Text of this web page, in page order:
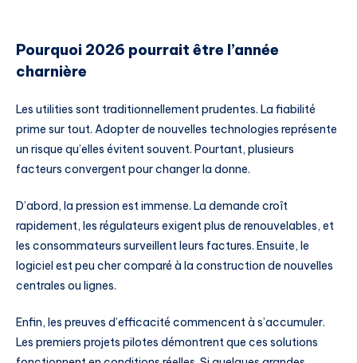
Pourquoi 2026 pourrait être l’année
charnière
Les utilities sont traditionnellement prudentes. La fiabilité
prime sur tout. Adopter de nouvelles technologies représente
un risque qu’elles évitent souvent. Pourtant, plusieurs
facteurs convergent pour changer la donne.
D’abord, la pression est immense. La demande croît
rapidement, les régulateurs exigent plus de renouvelables, et
les consommateurs surveillent leurs factures. Ensuite, le
logiciel est peu cher comparé à la construction de nouvelles
centrales ou lignes.
Enfin, les preuves d’efficacité commencent à s’accumuler.
Les premiers projets pilotes démontrent que ces solutions